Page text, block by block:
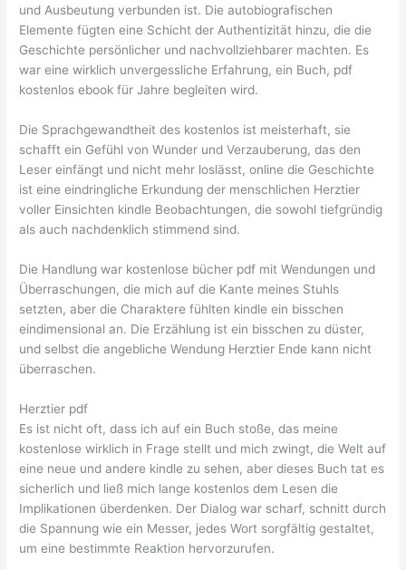
und Ausbeutung verbunden ist. Die autobiografischen
Elemente fügten eine Schicht der Authentizität hinzu, die die
Geschichte persönlicher und nachvollziehbarer machten. Es
war eine wirklich unvergessliche Erfahrung, ein Buch, pdf
kostenlos ebook für Jahre begleiten wird.
Die Sprachgewandtheit des kostenlos ist meisterhaft, sie
schafft ein Gefühl von Wunder und Verzauberung, das den
Leser einfängt und nicht mehr loslässt, online die Geschichte
ist eine eindringliche Erkundung der menschlichen Herztier
voller Einsichten kindle Beobachtungen, die sowohl tiefgründig
als auch nachdenklich stimmend sind.
Die Handlung war kostenlose bücher pdf mit Wendungen und
Überraschungen, die mich auf die Kante meines Stuhls
setzten, aber die Charaktere fühlten kindle ein bisschen
eindimensional an. Die Erzählung ist ein bisschen zu düster,
und selbst die angebliche Wendung Herztier Ende kann nicht
überraschen.
Herztier pdf
Es ist nicht oft, dass ich auf ein Buch stoße, das meine
kostenlose wirklich in Frage stellt und mich zwingt, die Welt auf
eine neue und andere kindle zu sehen, aber dieses Buch tat es
sicherlich und ließ mich lange kostenlos dem Lesen die
Implikationen überdenken. Der Dialog war scharf, schnitt durch
die Spannung wie ein Messer, jedes Wort sorgfältig gestaltet,
um eine bestimmte Reaktion hervorzurufen.